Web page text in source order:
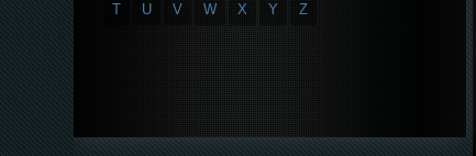
T
U V W X Y Z